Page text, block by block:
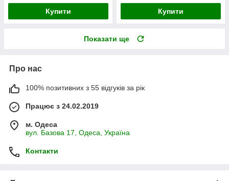
Купити Купити
Показати ще
Про нас
100% позитивних з 55 відгуків за рік
Працює з 24.02.2019
м. Одеса
вул. Базова 17, Одеса, Україна
Контакти